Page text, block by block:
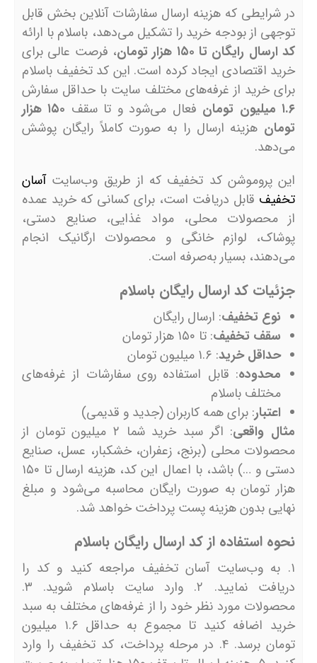
در شرایطی که هزینه ارسال سفارشات آنلاین بخش قابل
توجهی از بودجه خرید را تشکیل می‌دهد، باسلام با ارائه
کد ارسال رایگان تا ۱۵۰ هزار تومان
، فرصت عالی برای
خرید اقتصادی ایجاد کرده است. این کد تخفیف باسلام
برای خرید از غرفه‌های مختلف سایت با حداقل سفارش
۱.۶ میلیون تومان
فعال می‌شود و تا سقف
۱۵۰ هزار
تومان هزینه ارسال را به صورت کاملاً رایگان پوشش
می‌دهد.
این پروموشن کد تخفیف که از طریق وب‌سایتآسان
تخفیف قابل دریافت است، برای کسانی که خرید عمده
از محصولات محلی، مواد غذایی، صنایع دستی،
پوشاک، لوازم خانگی و محصولات ارگانیک انجام
می‌دهند، بسیار به‌صرفه است.
جزئیات کد ارسال رایگان باسلام
نوع تخفیف: ارسال رایگان
سقف تخفیف: تا ۱۵۰ هزار تومان
حداقل خرید: ۱.۶ میلیون تومان
محدوده: قابل استفاده روی سفارشات از غرفه‌های
مختلف باسلام
اعتبار: برای همه کاربران (جدید و قدیمی)
مثال واقعی
: اگر سبد خرید شما ۲ میلیون تومان از
محصولات محلی (برنج، زعفران، خشکبار، عسل، صنایع
دستی و …) باشد، با اعمال این کد، هزینه ارسال تا ۱۵۰
هزار تومان به صورت رایگان محاسبه می‌شود و مبلغ
نهایی بدون هزینه پست پرداخت خواهد شد.
نحوه استفاده از کد ارسال رایگان باسلام
۱. به وب‌سایت آسان تخفیف مراجعه کنید و کد را
دریافت نمایید. ۲. وارد سایت باسلام شوید. ۳.
محصولات مورد نظر خود را از غرفه‌های مختلف به سبد
خرید اضافه کنید تا مجموع به حداقل ۱.۶ میلیون
تومان برسد. ۴. در مرحله پرداخت، کد تخفیف را وارد